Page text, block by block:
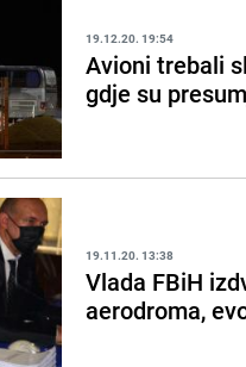
19.12.20. 19:54
Avioni trebali
gdje su
19.11.20. 13:38
Vlada FBiH
aerodroma,